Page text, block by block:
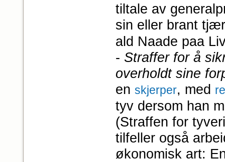
tiltale av
sin eller brant
ald Naade paa
- Straffer for å
overholdt sine
en skjerper, med
tyv dersom han
(Straffen for
tilfeller også
økonomisk art: